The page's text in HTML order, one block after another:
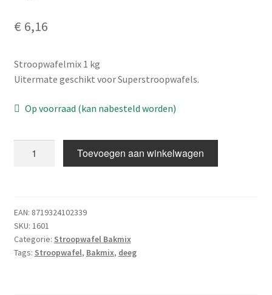
€ 6,16
Stroopwafelmix 1 kg
Uitermate geschikt voor Superstroopwafels.
Op voorraad (kan nabesteld worden)
Premium
aantal
Toevoegen aan winkelwagen
EAN: 8719324102339
SKU: 1601
Categorie: Stroopwafel Bakmix
Tags: Stroopwafel, Bakmix, deeg